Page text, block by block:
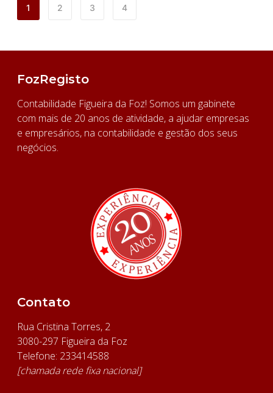
1 2 3 4
FozRegisto
Contabilidade Figueira da Foz! Somos um gabinete
com mais de 20 anos de atividade, a ajudar empresas
e empresários, na contabilidade e gestão dos seus
negócios.
Contato
Rua Cristina Torres, 2
3080-297 Figueira da Foz
Telefone: 233414588
[chamada rede fixa nacional]